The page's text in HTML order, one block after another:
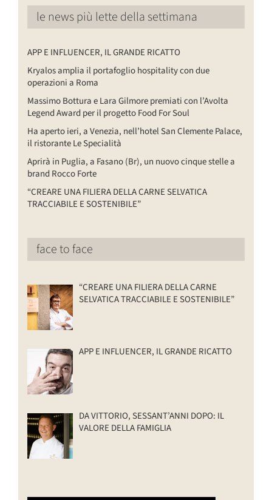
le news più lette della settimana
APP E INFLUENCER, IL GRANDE RICATTO
Kryalos amplia il portafoglio hospitality con due
operazioni a Roma
Massimo Bottura e Lara Gilmore premiati con l’Avolta
Legend Award per il progetto Food For Soul
Ha aperto ieri, a Venezia, nell’hotel San Clemente Palace,
il ristorante Le Specialità
Aprirà in Puglia, a Fasano (Br), un nuovo cinque stelle a
brand Rocco Forte
“CREARE UNA FILIERA DELLA CARNE SELVATICA
TRACCIABILE E SOSTENIBILE”
face to face
“CREARE UNA FILIERA DELLA CARNE
SELVATICA TRACCIABILE E SOSTENIBILE”
APP E INFLUENCER, IL GRANDE RICATTO
DA VITTORIO, SESSANT’ANNI DOPO: IL
VALORE DELLA FAMIGLIA